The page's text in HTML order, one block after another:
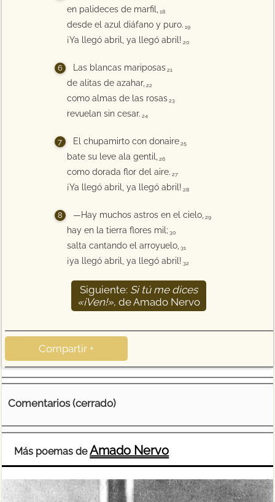
en palideces de marfil, 18
desde el azul diáfano y puro. 19
¡Ya llegó abril, ya llegó abril! 20
Las blancas mariposas 21
de alitas de azahar, 22
como almas de las rosas 23
revuelan sin cesar. 24
El chupamirto con donaire 25
bate su leve ala gentil, 26
como dorada flor del aire. 27
¡Ya llegó abril, ya llegó abril! 28
—Hay muchos astros en el cielo, 29
hay en la tierra flores mil; 30
salta cantando el arroyuelo, 31
¡ya llegó abril, ya llegó abril! 32
Siguiente: Si tú me dices
«¡Ven!», de Amado Nervo
Compartir +
Comentarios (cerrado)
Más poemas deAmado Nervo